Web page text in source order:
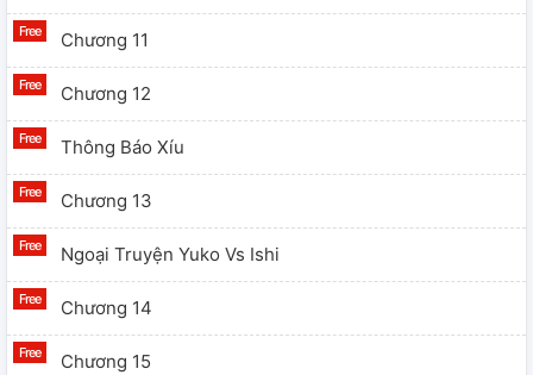
Chương 11
Chương 12
Thông Báo Xíu
Chương 13
Ngoại Truyện Yuko Vs Ishi
Chương 14
Chương 15